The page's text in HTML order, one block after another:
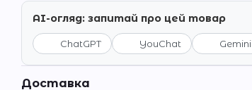
AI-огляд: запитай про цей товар
ChatGPT YouChat Gemini
Доставка